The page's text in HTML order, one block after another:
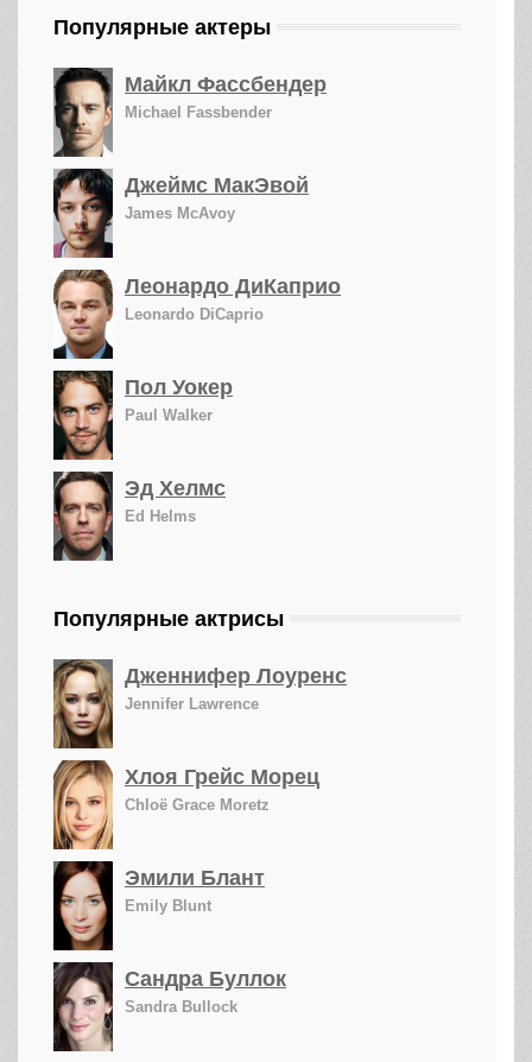
Популярные актеры
Майкл Фассбендер
Michael Fassbender
Джеймс МакЭвой
James McAvoy
Леонардо ДиКаприо
Leonardo DiCaprio
Пол Уокер
Paul Walker
Эд Хелмс
Ed Helms
Популярные актрисы
Дженнифер Лоуренс
Jennifer Lawrence
Хлоя Грейс Морец
Chloë Grace Moretz
Эмили Блант
Emily Blunt
Сандра Буллок
Sandra Bullock